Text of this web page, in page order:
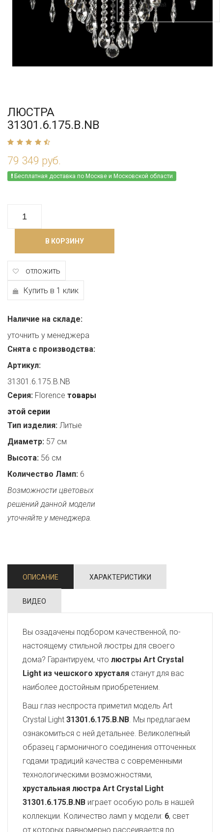
ЛЮСТРА
31301.6.175.B.NB
79 349 руб.
Бесплатная доставка по Москве и Московской области
В КОРЗИНУ
отложить
Купить в 1 клик
Наличие на складе:
уточнить у менеджера
Снята с производства:
Артикул:
31301.6.175.B.NB
Серия: Florence товары
этой серии
Тип изделия: Литые
Диаметр: 57 см
Высота: 56 см
Количество Ламп: 6
Возможности цветовых
решений данной модели
уточняйте у менеджера.
дней
ОПИСАНИЕ ХАРАКТЕРИСТИКИ
ВИДЕО
Вы озадачены подбором качественной, по-
настоящему стильной люстры для своего
дома? Гарантируем, что люстры Art Crystal
Light из чешского хрусталя станут для вас
наиболее достойным приобретением.
Ваш глаз неспроста приметил модель Art
Crystal Light 31301.6.175.B.NB. Мы предлагаем
ознакомиться с ней детальнее. Великолепный
образец гармоничного соединения отточенных
годами традиций качества с современными
технологическими возможностями,
хрустальная люстра Art Crystal Light
31301.6.175.B.NB играет особую роль в нашей
коллекции. Количество ламп у модели: 6, свет
от которых равномерно рассеивается по